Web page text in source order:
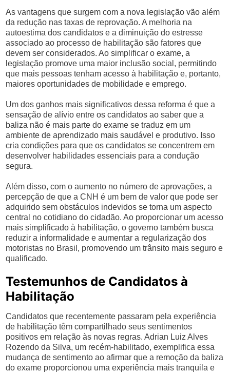
As vantagens que surgem com a nova legislação vão além
da redução nas taxas de reprovação. A melhoria na
autoestima dos candidatos e a diminuição do estresse
associado ao processo de habilitação são fatores que
devem ser considerados. Ao simplificar o exame, a
legislação promove uma maior inclusão social, permitindo
que mais pessoas tenham acesso à habilitação e, portanto,
maiores oportunidades de mobilidade e emprego.
Um dos ganhos mais significativos dessa reforma é que a
sensação de alívio entre os candidatos ao saber que a
baliza não é mais parte do exame se traduz em um
ambiente de aprendizado mais saudável e produtivo. Isso
cria condições para que os candidatos se concentrem em
desenvolver habilidades essenciais para a condução
segura.
Além disso, com o aumento no número de aprovações, a
percepção de que a CNH é um bem de valor que pode ser
adquirido sem obstáculos indevidos se torna um aspecto
central no cotidiano do cidadão. Ao proporcionar um acesso
mais simplificado à habilitação, o governo também busca
reduzir a informalidade e aumentar a regularização dos
motoristas no Brasil, promovendo um trânsito mais seguro e
qualificado.
Testemunhos de Candidatos à
Habilitação
Candidatos que recentemente passaram pela experiência
de habilitação têm compartilhado seus sentimentos
positivos em relação às novas regras. Adrian Luiz Alves
Rozendo da Silva, um recém-habilitado, exemplifica essa
mudança de sentimento ao afirmar que a remoção da baliza
do exame proporcionou uma experiência mais tranquila e